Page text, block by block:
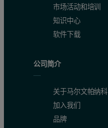
市场活动和培训
知识中心
软件下载
公司简介
关于马尔文帕纳科
加入我们
品牌